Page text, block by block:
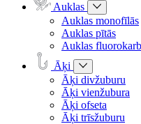
Auklas
Auklas monofīlās
Auklas pītās
Auklas
Āķi
Āķi divžuburu
Āķi vienžubura
Āķi ofseta
Āķi trīsžuburu